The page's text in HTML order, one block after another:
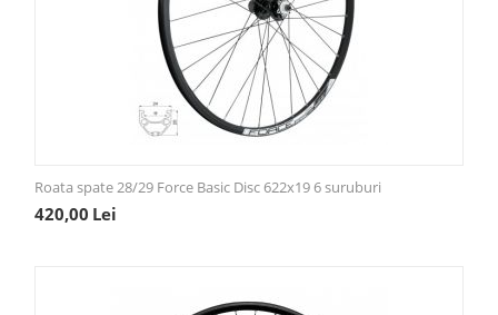
Roata spate 28/29 Force Basic Disc 622x19 6 suruburi
420,00 Lei